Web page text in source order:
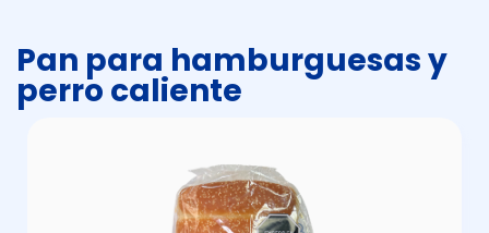
Pan para hamburguesas y
perro caliente